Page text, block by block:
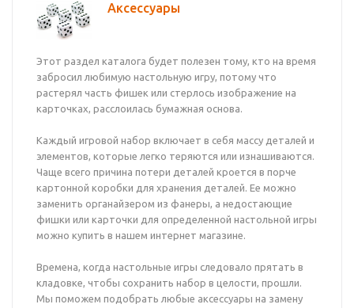
Аксесcуары
Этот раздел каталога будет полезен тому, кто на время
забросил любимую настольную игру, потому что
растерял часть фишек или стерлось изображение на
карточках, расслоилась бумажная основа.
Каждый игровой набор включает в себя массу деталей и
элементов, которые легко теряются или изнашиваются.
Чаще всего причина потери деталей кроется в порче
картонной коробки для хранения деталей. Ее можно
заменить органайзером из фанеры, а недостающие
фишки или карточки для определенной настольной игры
можно купить в нашем интернет магазине.
Времена, когда настольные игры следовало прятать в
кладовке, чтобы сохранить набор в целости, прошли.
Мы поможем подобрать любые аксессуары на замену